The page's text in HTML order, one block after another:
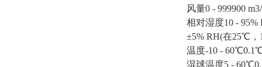
风量0 - 999900
相对湿度10 -
±5% RH(在25℃，
温度-10 -
湿球温度5 -